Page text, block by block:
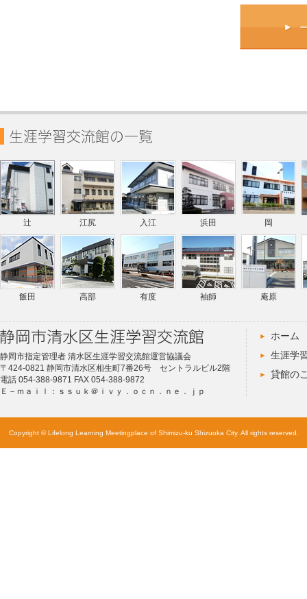
辻 江尻 入江 浜田 岡
飯田 高部 有度 袖師 庵原
静岡市指定管理者 清水区生涯学習交流館運営協議会
〒424-0821 静岡市清水区相生町7番26号 セントラルビル2階
電話 054-388-9871 FAX 054-388-9872
Ｅ－ｍａｉｌ：ｓｓｕｋ＠ｉｖｙ．ｏｃｎ．ｎｅ．ｊｐ
ホーム
生涯学
貸館の
Copyright © Lifelong Learning Meetingplace of Shimizu-ku Shizuoka City. All rights reserved.